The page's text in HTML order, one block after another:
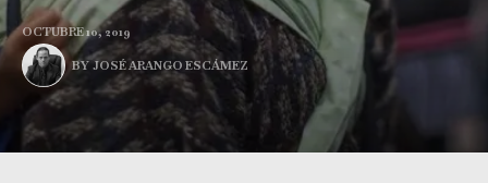
OCTUBRE 10, 2019
BY JOSÉ ARANGO ESCÁMEZ